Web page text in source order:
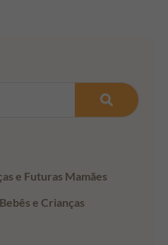
e Futuras Mamães
e Crianças